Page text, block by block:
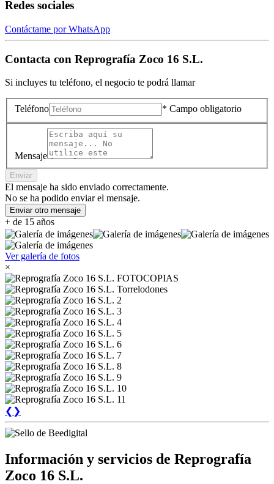
Redes sociales
Contáctame por WhatsApp
Contacta con Reprografía Zoco 16 S.L.
Si incluyes tu teléfono, el negocio te podrá llamar
Teléfono * Campo obligatorio
Mensaje
Enviar
El mensaje ha sido enviado correctamente.
No se ha podido enviar el mensaje.
Enviar otro mensaje
+ de 15 años
Ver galería de fotos
×
❮ ❯
Información y servicios de Reprografía
Zoco 16 S.L.